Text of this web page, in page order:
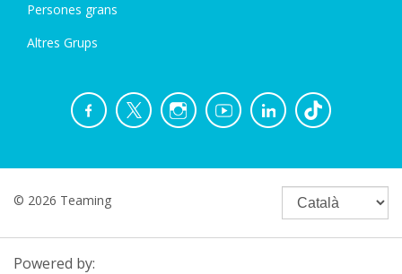
Persones grans
Altres Grups
© 2026 Teaming
Powered by: